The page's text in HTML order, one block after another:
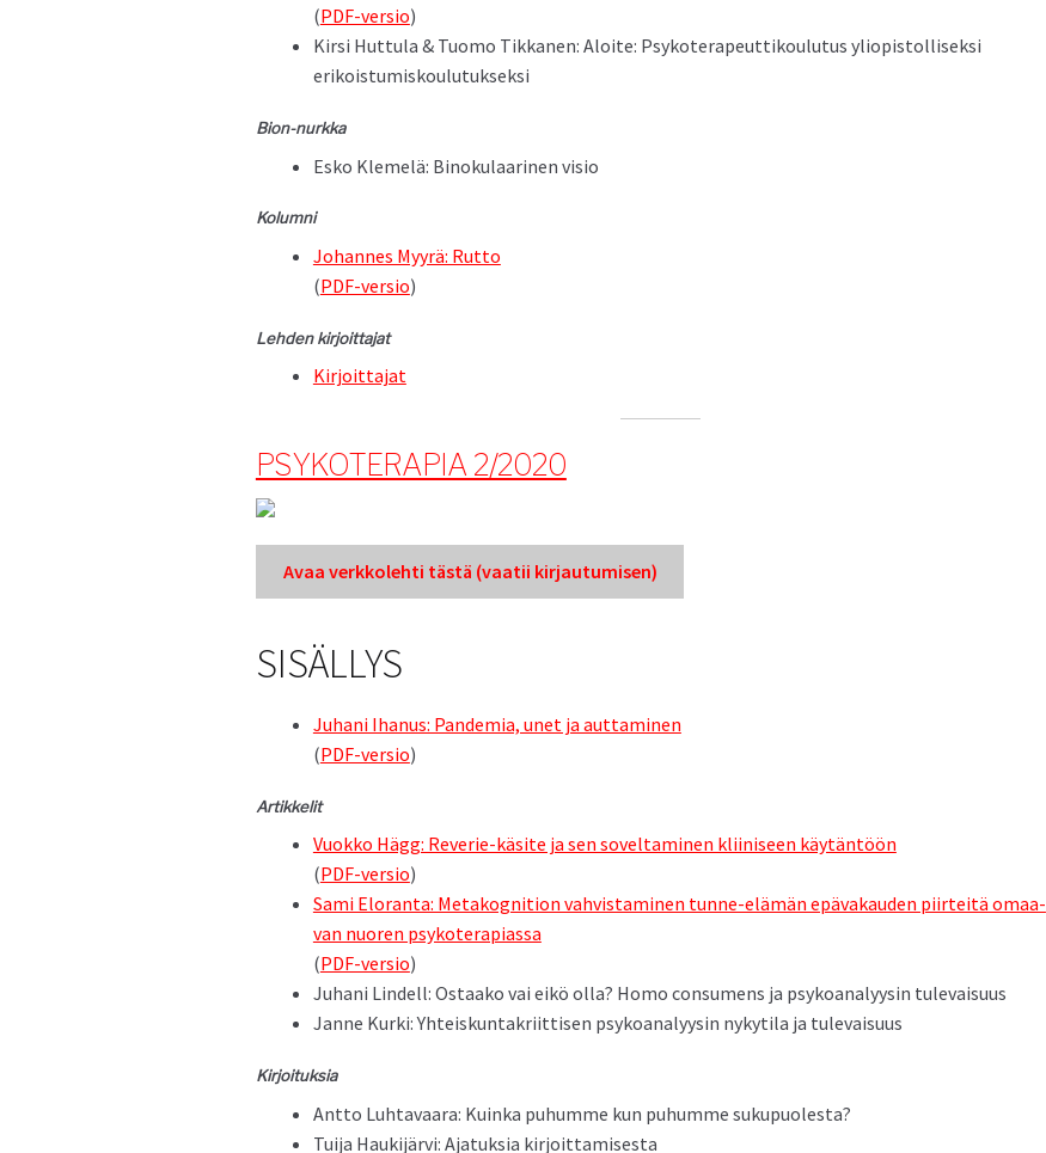
(PDF-ver­sio)
Kir­si Hut­tula & Tuo­mo Tikka­nen: Aloite: Psykoter­apeut­tik­oulu­tus yliopis­tol­lisek­si
erikoistumiskoulutukseksi
Bion-nurk­ka
Esko Klemelä: Binoku­laari­nen visio
Kolum­ni
Johannes Myyrä: Rut­to
(PDF-ver­sio)
Lehden kir­joit­ta­jat
Kir­joit­ta­jat
PSYKOTERAPIA 2/2020
Avaa verkkole­hti tästä (vaatii kir­jau­tu­misen)
SISÄLLYS
Juhani Ihanus: Pan­demia, unet ja aut­ta­mi­nen
(PDF-ver­sio)
Artikke­lit
Vuokko Hägg: Rever­ie-käsite ja sen sovelt­a­mi­nen kli­iniseen käytän­töön
(PDF-ver­sio)
Sami Elo­ran­ta: Metakog­ni­tion vahvis­t­a­mi­nen tunne-elämän epä­vakau­den piirteitä omaa­
van nuoren psykoter­api­as­sa
(PDF-ver­sio)
Juhani Lin­dell: Ostaako vai eikö olla? Homo con­sumens ja psyko­ana­lyysin tulevaisuus
Janne Kur­ki: Yhteiskun­takri­it­tisen psyko­ana­lyysin nykyti­la ja tulevaisuus
Kir­joituk­sia
Ant­to Luh­tavaara: Kuin­ka puhumme kun puhumme sukupuolesta?
Tui­ja Hauk­i­järvi: Ajatuk­sia kirjoittamisesta